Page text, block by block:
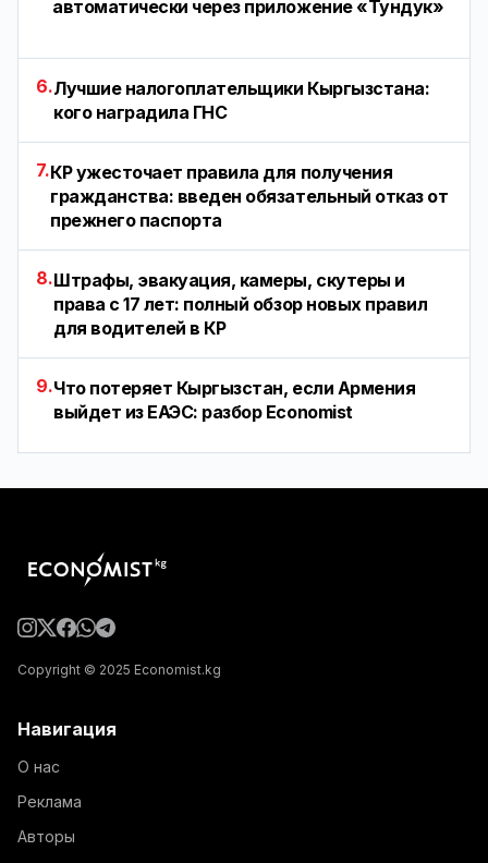
автоматически через приложение «Тундук»
6.Лучшие налогоплательщики Кыргызстана:
кого наградила ГНС
7.КР ужесточает правила для получения
гражданства: введен обязательный отказ от
прежнего паспорта
8.Штрафы, эвакуация, камеры, скутеры и
права с 17 лет: полный обзор новых правил
для водителей в КР
9.Что потеряет Кыргызстан, если Армения
выйдет из ЕАЭС: разбор Economist
Copyright © 2025 Economist.kg
Навигация
О нас
Реклама
Авторы